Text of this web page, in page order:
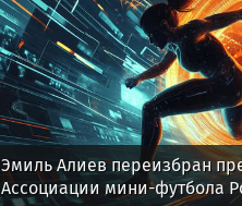
Эмиль Алиев переизбран
Ассоциации мини-футбола